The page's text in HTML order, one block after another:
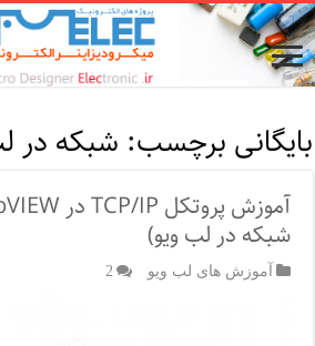
بایگانی برچسب: شبکه در
شبکه در لب ویو)
آموزش های لب ویو 2